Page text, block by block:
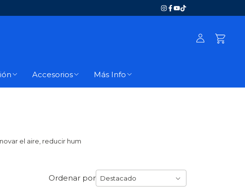
Accesorios Más Info
el aire, reducir hum
Ordenar por